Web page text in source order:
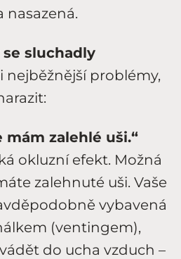
nasazená.
sluchadly
nejběžnější problémy,
mám zalehlé uši.“
okluzní efekt. Možná
zalehnuté uši. Vaše
vybavená
(ventingem),
do ucha vzduch –